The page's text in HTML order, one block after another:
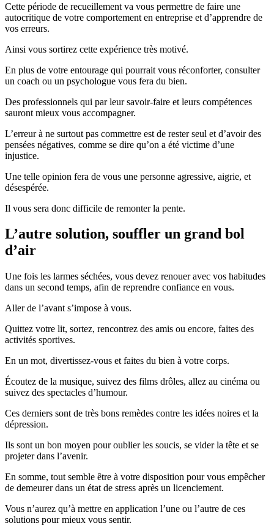
Cette période de recueillement va vous permettre de faire une
autocritique de votre comportement en entreprise et d’apprendre de
vos erreurs.
Ainsi vous sortirez cette expérience très motivé.
En plus de votre entourage qui pourrait vous réconforter, consulter
un coach ou un psychologue vous fera du bien.
Des professionnels qui par leur savoir-faire et leurs compétences
sauront mieux vous accompagner.
L’erreur à ne surtout pas commettre est de rester seul et d’avoir des
pensées négatives, comme se dire qu’on a été victime d’une
injustice.
Une telle opinion fera de vous une personne agressive, aigrie, et
désespérée.
Il vous sera donc difficile de remonter la pente.
L’autre solution, souffler un grand bol
d’air
Une fois les larmes séchées, vous devez renouer avec vos habitudes
dans un second temps, afin de reprendre confiance en vous.
Aller de l’avant s’impose à vous.
Quittez votre lit, sortez, rencontrez des amis ou encore, faites des
activités sportives.
En un mot, divertissez-vous et faites du bien à votre corps.
Écoutez de la musique, suivez des films drôles, allez au cinéma ou
suivez des spectacles d’humour.
Ces derniers sont de très bons remèdes contre les idées noires et la
dépression.
Ils sont un bon moyen pour oublier les soucis, se vider la tête et se
projeter dans l’avenir.
En somme, tout semble être à votre disposition pour vous empêcher
de demeurer dans un état de stress après un licenciement.
Vous n’aurez qu’à mettre en application l’une ou l’autre de ces
solutions pour mieux vous sentir.